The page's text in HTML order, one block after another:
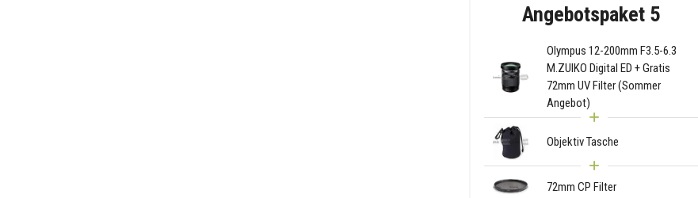
Angebotspaket 5
Olympus 12-200mm F3.5-6.3
M.ZUIKO Digital ED + Gratis
72mm UV Filter (Sommer
Angebot)
Objektiv Tasche
72mm CP Filter